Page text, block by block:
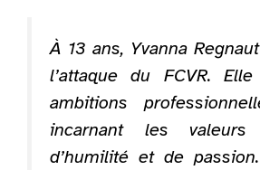
À 13 ans, Yvanna
l’attaque du FCVR.
ambitions
incarnant les
d’humilité et de